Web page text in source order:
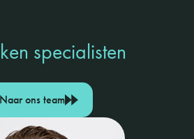
specialisten
Naar ons team